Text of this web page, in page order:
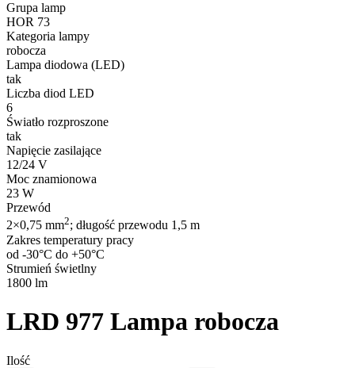
Grupa lamp
HOR 73
Kategoria lampy
robocza
Lampa diodowa (LED)
tak
Liczba diod LED
6
Światło rozproszone
tak
Napięcie zasilające
12/24 V
Moc znamionowa
23 W
Przewód
2×0,75 mm2; długość przewodu 1,5 m
Zakres temperatury pracy
od -30°C do +50°C
Strumień świetlny
1800 lm
LRD 977 Lampa robocza
Ilość